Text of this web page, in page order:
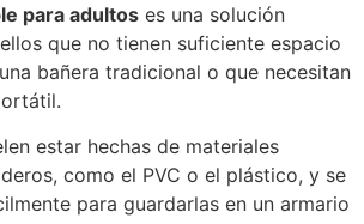
para adultos es una solución
que no tienen suficiente espacio
bañera tradicional o que necesitan
estar hechas de materiales
como el PVC o el plástico, y se
para guardarlas en un armario